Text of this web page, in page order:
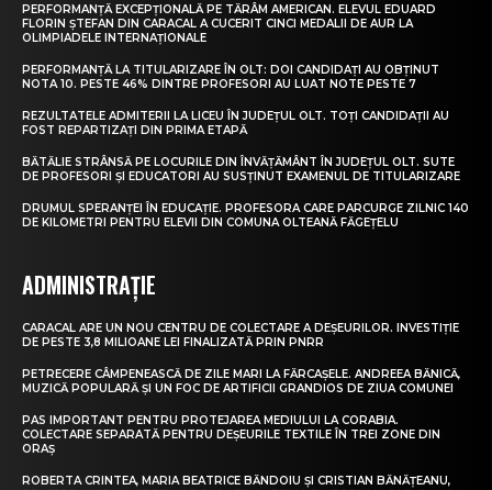
PERFORMANȚĂ EXCEPȚIONALĂ PE TĂRÂM AMERICAN. ELEVUL EDUARD
FLORIN ȘTEFAN DIN CARACAL A CUCERIT CINCI MEDALII DE AUR LA
OLIMPIADELE INTERNAȚIONALE
PERFORMANȚĂ LA TITULARIZARE ÎN OLT: DOI CANDIDAȚI AU OBȚINUT
NOTA 10. PESTE 46% DINTRE PROFESORI AU LUAT NOTE PESTE 7
REZULTATELE ADMITERII LA LICEU ÎN JUDEȚUL OLT. TOȚI CANDIDAȚII AU
FOST REPARTIZAȚI DIN PRIMA ETAPĂ
BĂTĂLIE STRÂNSĂ PE LOCURILE DIN ÎNVĂȚĂMÂNT ÎN JUDEȚUL OLT. SUTE
DE PROFESORI ȘI EDUCATORI AU SUSȚINUT EXAMENUL DE TITULARIZARE
DRUMUL SPERANȚEI ÎN EDUCAȚIE. PROFESORA CARE PARCURGE ZILNIC 140
DE KILOMETRI PENTRU ELEVII DIN COMUNA OLTEANĂ FĂGEȚELU
ADMINISTRAȚIE
CARACAL ARE UN NOU CENTRU DE COLECTARE A DEȘEURILOR. INVESTIȚIE
DE PESTE 3,8 MILIOANE LEI FINALIZATĂ PRIN PNRR
PETRECERE CÂMPENEASCĂ DE ZILE MARI LA FĂRCAȘELE. ANDREEA BĂNICĂ,
MUZICĂ POPULARĂ ȘI UN FOC DE ARTIFICII GRANDIOS DE ZIUA COMUNEI
PAS IMPORTANT PENTRU PROTEJAREA MEDIULUI LA CORABIA.
COLECTARE SEPARATĂ PENTRU DEȘEURILE TEXTILE ÎN TREI ZONE DIN
ORAȘ
ROBERTA CRINTEA, MARIA BEATRICE BĂNDOIU ȘI CRISTIAN BĂNĂȚEANU,